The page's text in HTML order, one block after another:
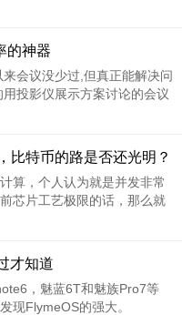
的神器
会议没少过,但真正能解决问
投影仪展示方案讨论的会议
接手写、无法呈现细节,无法
比特币的路是否还光明？
算，个人认为就是并发非常
芯片工艺极限的话，那么就
达到极限算力，如果不增加
才知道
，魅蓝6T和魅族Pro7等
现FlymeOS的强大。